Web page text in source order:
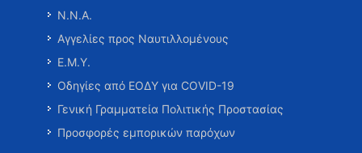
Ν.Ν.Α.
Αγγελίες προς Ναυτιλλομένους
Ε.Μ.Υ.
Οδηγίες από ΕΟΔΥ για COVID-19
Γενική Γραμματεία Πολιτικής Προστασίας
Προσφορές εμπορικών παρόχων